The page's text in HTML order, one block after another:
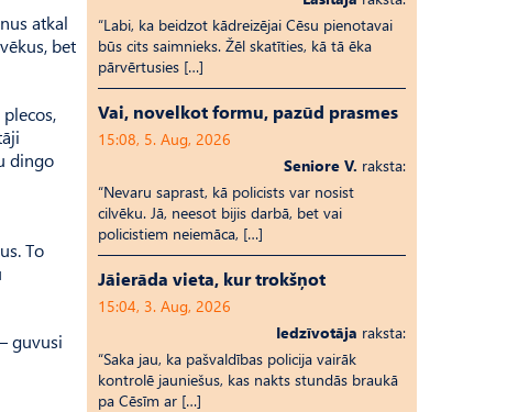
atkal
bet
dingo
To
guvusi
“Labi, ka beidzot kādreizējai Cēsu pienotavai
būs cits saimnieks. Žēl skatīties, kā tā ēka
pārvērtusies […]
Vai, novelkot formu, pazūd prasmes
15:08, 5. Aug, 2026
Seniore V. raksta:
“Nevaru saprast, kā policists var nosist
cilvēku. Jā, neesot bijis darbā, bet vai
policistiem neiemāca, […]
Jāierāda vieta, kur trokšņot
15:04, 3. Aug, 2026
Iedzīvotāja raksta:
“Saka jau, ka pašvaldības policija vairāk
kontrolē jauniešus, kas nakts stundās braukā
pa Cēsīm ar […]